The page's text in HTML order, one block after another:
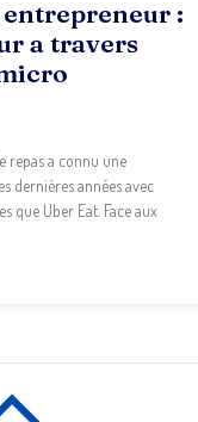
:
a travers
repas a connu une
dernières années avec
que Uber Eat. Face aux